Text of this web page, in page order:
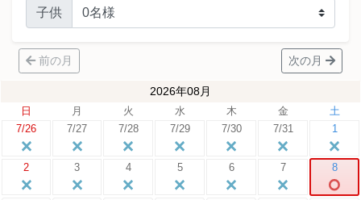
子供
前の月 次の月
2026年08月
日 月 火 水 木 金
土
7/26
7/27 7/28 7/29 7/30 7/31 1
2 3 4 5 6 7 8